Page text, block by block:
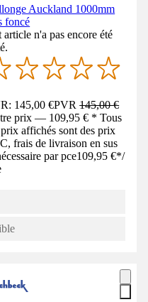
Auckland 1000mm
foncé
article n'a pas encore été
145,00 €PVR145,00 €
prix — 109,95 € * Tous
affichés sont des prix
frais de livraison en sus
par pce109,95 €*/